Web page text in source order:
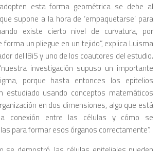
esta forma geométrica se debe al
supone a la hora de ‘empaquetarse’ para
existe cierto nivel de curvatura, por
forma un pliegue en un tejido”, explica Luisma
del IBiS y uno de los coautores del estudio.
investigación supuso un importante
porque hasta entonces los epitelios
estudiado usando conceptos matemáticos
en dos dimensiones, algo que está
conexión entre las células y cómo se
para formar esos órganos correctamente”.